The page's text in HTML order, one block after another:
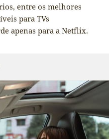
entre os melhores
para TVs
apenas para a Netflix.